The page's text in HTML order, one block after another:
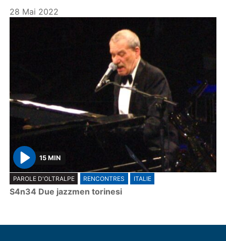
28 Mai 2022
P
l
a
15 MIN
PAROLE D'OLTRALPE RENCONTRES ITALIE
S4n34 Due jazzmen torinesi